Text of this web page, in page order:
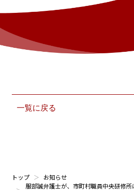
一覧に戻る
トップ
お知らせ
服部誠弁護士が、市町村職員中央研修